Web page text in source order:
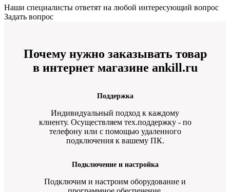
Наши специалисты ответят на любой интересующий вопрос
Задать вопрос
Почему нужно заказывать товар
в интернет магазине ankill.ru
Поддержка
Индивидуальный подход к каждому
клиенту. Осуществляем тех.поддержку - по
телефону или с помощью удаленного
подключения к вашему ПК.
Подключение и настройка
Подключим и настроим оборудование и